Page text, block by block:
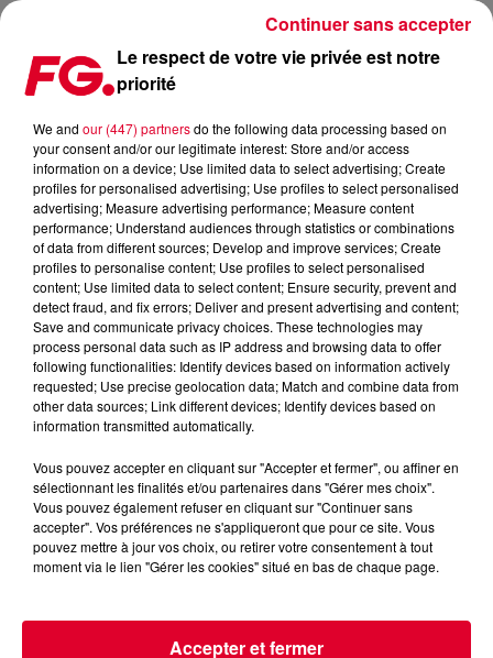
FG MIX DANCE : POLAR BEARS
Le respect de votre vie privée est notre
priorité
We and our (447) partnersdo the following data processing based on
your consent and/or our legitimate interest: Store and/or access
information on a device; Use limited data to select advertising; Create
profiles for personalised advertising; Use profiles to select personalised
advertising; Measure advertising performance; Measure content
performance; Understand audiences through statistics or combinations
of data from different sources; Develop and improve services; Create
profiles to personalise content; Use profiles to select personalised
content; Use limited data to select content; Ensure security, prevent and
detect fraud, and fix errors; Deliver and present advertising and content;
Save and communicate privacy choices. These technologies may
process personal data such as IP address and browsing data to offer
following functionalities: Identify devices based on information actively
requested; Use precise geolocation data; Match and combine data from
other data sources; Link different devices; Identify devices based on
information transmitted automatically.
Vous pouvez accepter en cliquant sur "Accepter et fermer", ou affiner en
sélectionnant les finalités et/ou partenaires dans "Gérer mes choix".
Vous pouvez également refuser en cliquant sur "Continuer sans
accepter". Vos préférences ne s'appliqueront que pour ce site. Vous
pouvez mettre à jour vos choix, ou retirer votre consentement à tout
moment via le lien "Gérer les cookies" situé en bas de chaque page.
Accepter et fermer
Continuer sans accepter